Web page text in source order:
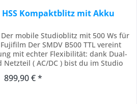
HSS Kompaktblitz mit Akku
Der mobile Studioblitz mit 500 Ws für
Der SMDV B500 TTL vereint
mit echter Flexibilität: dank Dual-
( AC/DC ) bist du im Studio
TTL und High-Speed-Sync ( HSS )
899,90 € *